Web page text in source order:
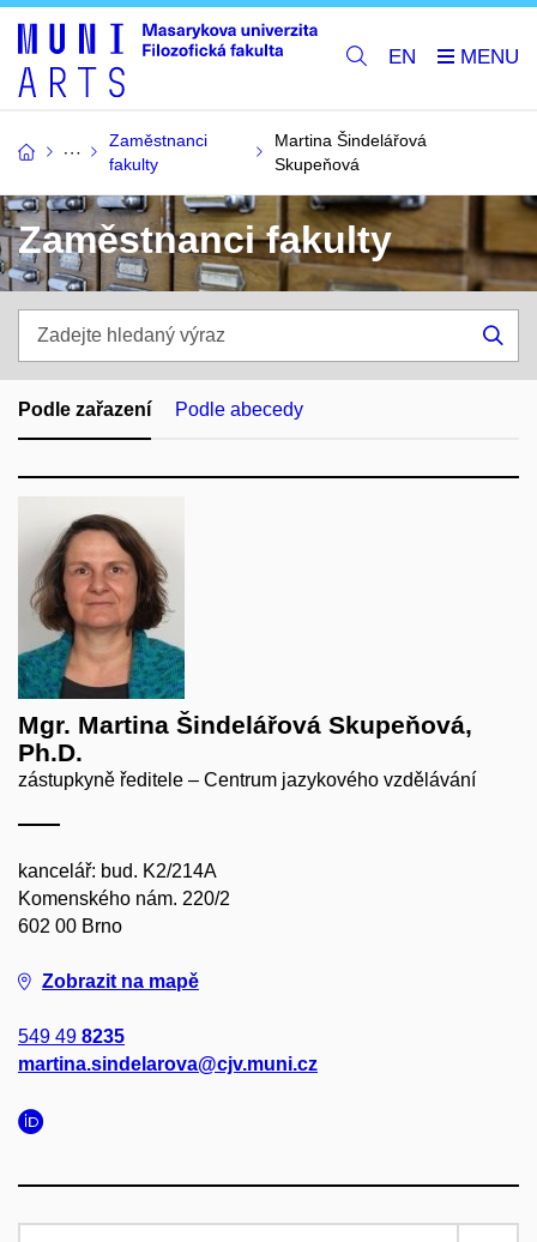
EN
Zaměstnanci
fakulty
Martina Šindelářová
Skupeňová
Zaměstnanci fakulty
hledaný
výraz
Podle zařazení Podle abecedy
Mgr. Martina Šindelářová Skupeňová,
Ph.D.
zástupkyně ředitele – Centrum jazykového vzdělávání
kancelář: bud. K2/214A
Komenského nám. 220/2
602 00 Brno
Zobrazit na mapě
549 49 8235
martina.sindelarova@cjv.muni.cz